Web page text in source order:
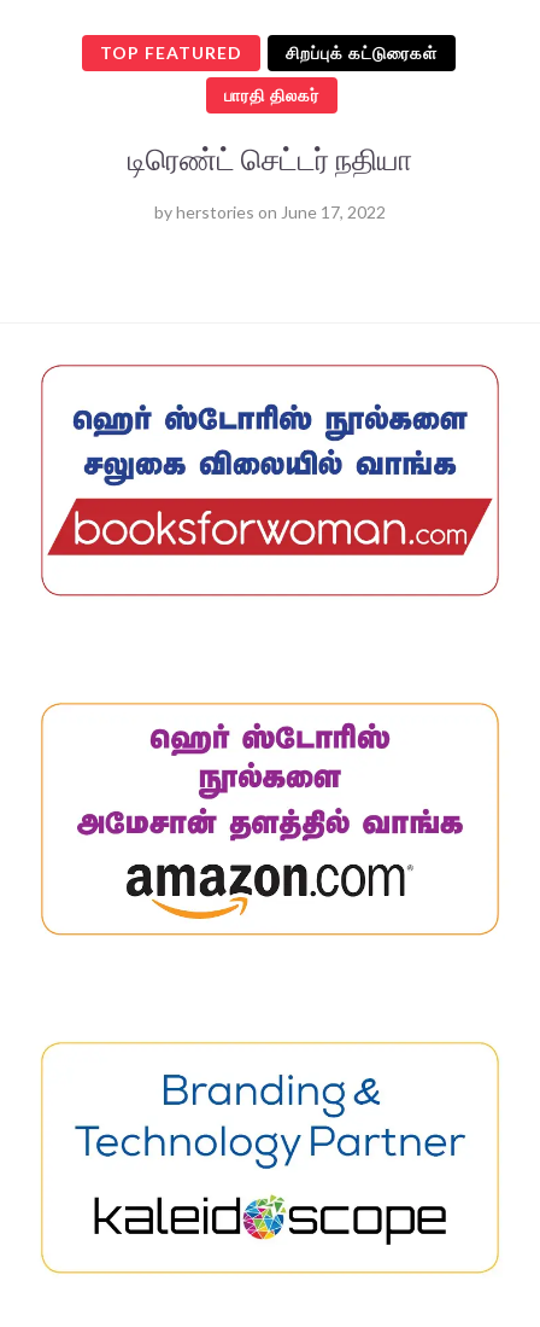
TOP FEATURED சிறப்புக் கட்டுரைகள்
பாரதி திலகர்
டிரெண்ட் செட்டர் நதியா
byherstories on June 17, 2022